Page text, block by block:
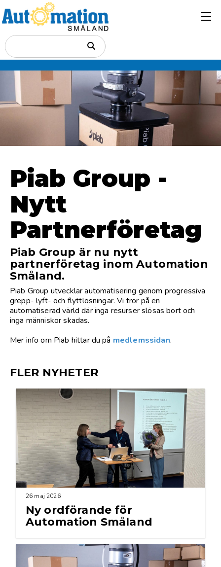
Piab Group -
Nytt
Partnerföretag
Piab Group är nu nytt
partnerföretag inom Automation
Småland.
Piab Group utvecklar automatisering genom progressiva
grepp- lyft- och flyttlösningar. Vi tror på en
automatiserad värld där inga resurser slösas bort och
inga människor skadas.
Mer info om Piab hittar du på medlemssidan.
FLER NYHETER
26 maj 2026
Ny ordförande för
Automation Småland